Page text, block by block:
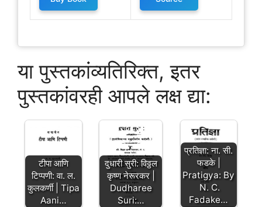
या पुस्तकांव्यतिरिक्त, इतर
पुस्तकांवरही आपले लक्ष द्या:
टीपा आणि
टिप्पणी: वा. ल.
कुलकर्णी | Tipa
Aani…
दुधारी सुरी: विठ्ठल
कृष्ण नेरूरकर |
Dudharee
Suri:…
प्रतिज्ञा: ना. सी.
फडके |
Pratigya: By
N. C.
Fadake…